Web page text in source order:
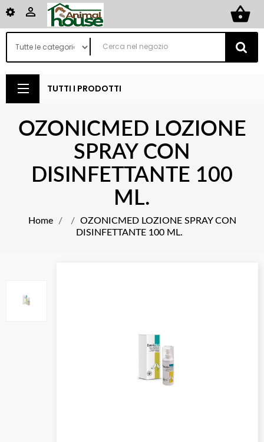
shopping_basket

TUTTI I PRODOTTI
OZONICMED LOZIONE
SPRAY CON
DISINFETTANTE 100
ML.
Home
OZONICMED LOZIONE SPRAY CON
DISINFETTANTE 100 ML.